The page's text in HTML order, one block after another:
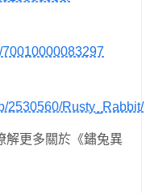
2530560/Rusty_Rabbit/
解更多關於《鏽兔異